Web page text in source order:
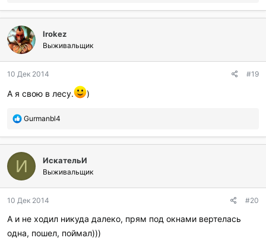
б
л
а
г
о
а
и
и
Irokez
Выживальщик
10 Дек 2014 #19
А я свою в лесу. )
П
б
л
а
г
о
а
и
л
Gurmanbl4
И ИскательИ
Выживальщик
10 Дек 2014 #20
А и не ходил никуда далеко, прям под окнами вертелась
одна, пошел, поймал)))